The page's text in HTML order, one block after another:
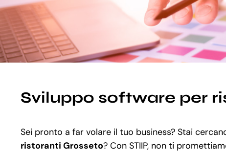
Sviluppo software per
Sei pronto a far volare il tuo business? Stai
ristoranti Grosseto? Con STIIP, non ti